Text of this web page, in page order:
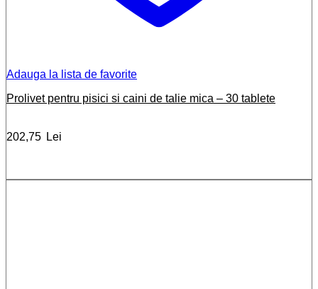
Adauga la lista de favorite
Prolivet pentru pisici si caini de talie mica – 30 tablete
202,75 Lei